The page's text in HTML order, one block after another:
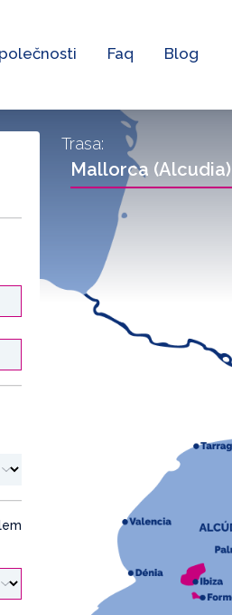
Faq Blog
Trasa:
Mallorca (Alcudia)